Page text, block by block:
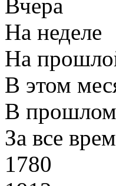
Вчера
На неделе
На
В этом
В прошлом
За все
1780